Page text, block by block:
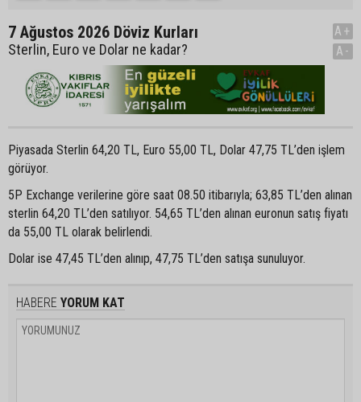
7 Ağustos 2026 Döviz Kurları
Sterlin, Euro ve Dolar ne kadar?
A+
A-
Piyasada Sterlin 64,20 TL, Euro 55,00 TL, Dolar 47,75 TL’den işlem
görüyor.
5P Exchange verilerine göre saat 08.50 itibarıyla; 63,85 TL’den alınan
sterlin 64,20 TL’den satılıyor. 54,65 TL’den alınan euronun satış fiyatı
da 55,00 TL olarak belirlendi.
Dolar ise 47,45 TL’den alınıp, 47,75 TL’den satışa sunuluyor.
HABERE YORUM KAT